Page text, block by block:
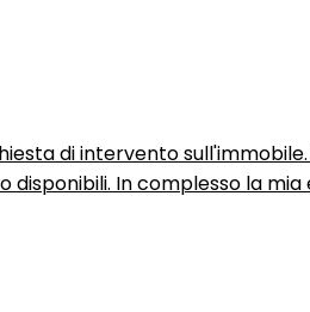
di intervento
In complesso la mia